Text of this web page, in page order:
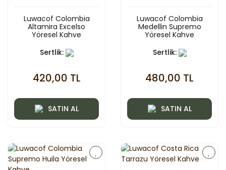
Luwacof Colombia
Altamira Excelso
Yöresel Kahve
Sertlik:
420,00 TL
SATIN AL
Luwacof Colombia
Medellin Supremo
Yöresel Kahve
Sertlik:
480,00 TL
SATIN AL